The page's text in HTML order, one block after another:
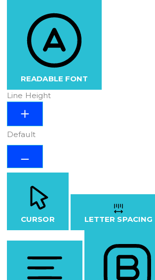
READABLE FONT
Line Height
Default
CURSOR LETTER SPACING